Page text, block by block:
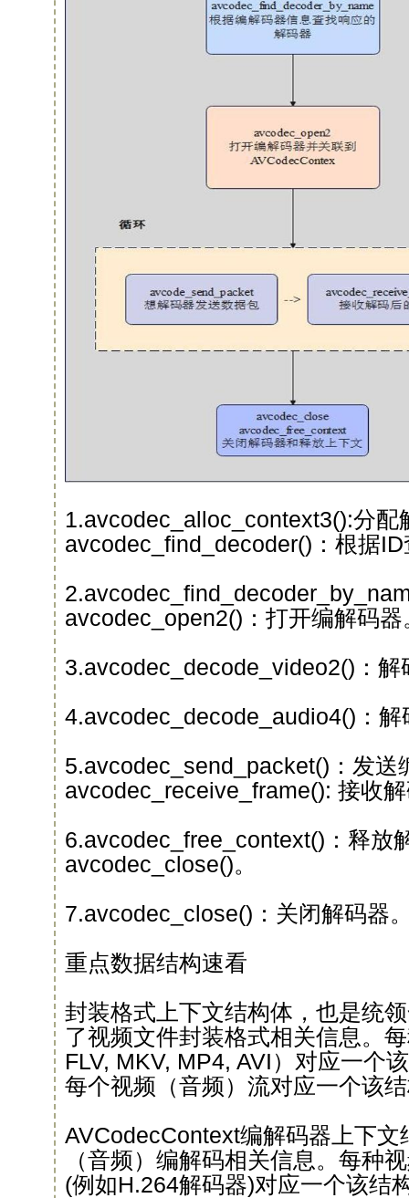
1.avcodec_alloc_context3():分配
avcodec_find_decoder()：根据
avcodec_open2()：打开编解码器
3.avcodec_decode_video2()：解
4.avcodec_decode_audio4()：
5.avcodec_send_packet()：发送
avcodec_receive_frame(): 接收
6.avcodec_free_context()：释放
avcodec_close()。
7.avcodec_close()：关闭解码器
重点数据结构速看
封装格式上下文结构体，也是统
了视频文件封装格式相关信息。
FLV, MKV, MP4, AVI）对应一个
每个视频（音频）流对应一个该
AVCodecContext编解码器上下文
（音频）编解码相关信息。每种
(例如H.264解码器)对应一个该结